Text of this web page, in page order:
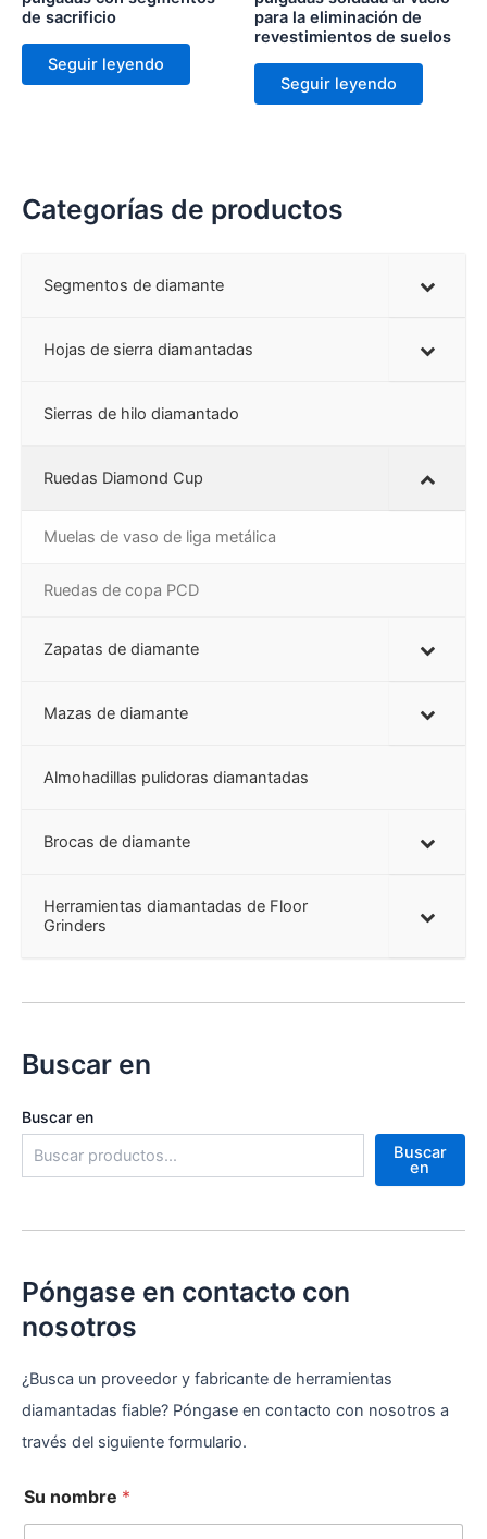
de sacrificio
Seguir leyendo
para la eliminación de
revestimientos de suelos
Seguir leyendo
Categorías de productos
Segmentos de diamante
Hojas de sierra diamantadas
Sierras de hilo diamantado
Ruedas Diamond Cup
Muelas de vaso de liga metálica
Ruedas de copa PCD
Zapatas de diamante
Mazas de diamante
Almohadillas pulidoras diamantadas
Brocas de diamante
Herramientas diamantadas de Floor
Grinders
Buscar en
Buscar en
Buscar
en
Póngase en contacto con
nosotros
¿Busca un proveedor y fabricante de herramientas
diamantadas fiable? Póngase en contacto con nosotros a
través del siguiente formulario.
d
Su nombre *